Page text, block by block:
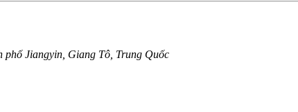
Jiangyin, Giang Tô, Trung Quốc